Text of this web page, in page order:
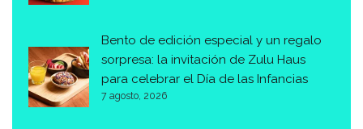
Bento de edición especial y un regalo
sorpresa: la invitación de Zulu Haus
para celebrar el Día de las Infancias
7 agosto, 2026